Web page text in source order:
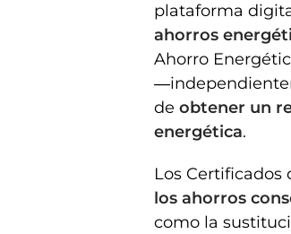
plataforma
ahorros
Ahorro
de obtener un
energética.
Los
los ahorros
como la